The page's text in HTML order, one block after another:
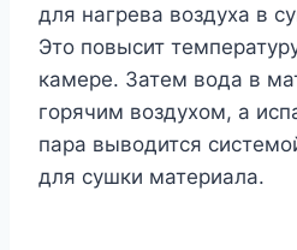
для нагрева воздуха в
Это повысит
камере. Затем вода в
горячим воздухом, а
пара выводится
для сушки материала.